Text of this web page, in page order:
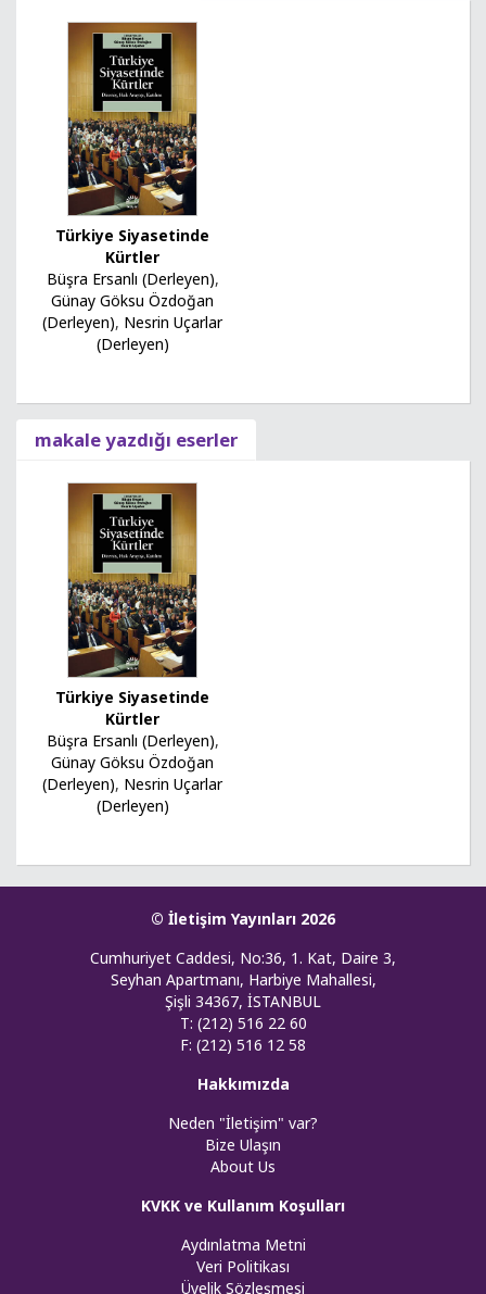
Türkiye Siyasetinde
Kürtler
Büşra Ersanlı (Derleyen),
Günay Göksu Özdoğan
(Derleyen), Nesrin Uçarlar
(Derleyen)
makale yazdığı eserler
Türkiye Siyasetinde
Kürtler
Büşra Ersanlı (Derleyen),
Günay Göksu Özdoğan
(Derleyen), Nesrin Uçarlar
(Derleyen)
© İletişim Yayınları 2026
Cumhuriyet Caddesi, No:36, 1. Kat, Daire 3,
Seyhan Apartmanı, Harbiye Mahallesi,
Şişli 34367, İSTANBUL
T: (212) 516 22 60
F: (212) 516 12 58
Hakkımızda
Neden "İletişim" var?
Bize Ulaşın
About Us
KVKK ve Kullanım Koşulları
Aydınlatma Metni
Veri Politikası
Üyelik Sözleşmesi